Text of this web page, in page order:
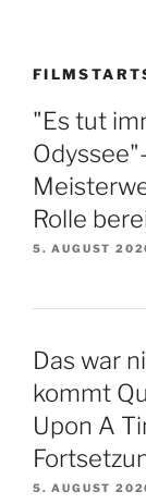
"Es tut
Rolle
5. AUGUST
Das war
kommt
Upon A
5. AUGUST